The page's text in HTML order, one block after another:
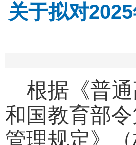
关于拟对
根据《普
和国教育部
管理规定》（